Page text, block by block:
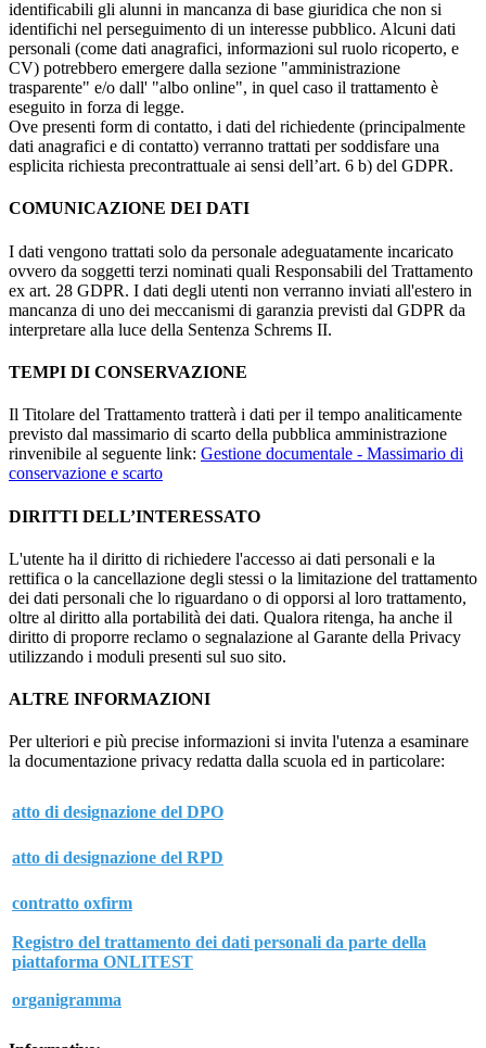
identificabili gli alunni in mancanza di base giuridica che non si
identifichi nel perseguimento di un interesse pubblico. Alcuni dati
personali (come dati anagrafici, informazioni sul ruolo ricoperto, e
CV) potrebbero emergere dalla sezione "amministrazione
trasparente" e/o dall' "albo online", in quel caso il trattamento è
eseguito in forza di legge.
Ove presenti form di contatto, i dati del richiedente (principalmente
dati anagrafici e di contatto) verranno trattati per soddisfare una
esplicita richiesta precontrattuale ai sensi dell’art. 6 b) del GDPR.
COMUNICAZIONE DEI DATI
I dati vengono trattati solo da personale adeguatamente incaricato
ovvero da soggetti terzi nominati quali Responsabili del Trattamento
ex art. 28 GDPR. I dati degli utenti non verranno inviati all'estero in
mancanza di uno dei meccanismi di garanzia previsti dal GDPR da
interpretare alla luce della Sentenza Schrems II.
TEMPI DI CONSERVAZIONE
Il Titolare del Trattamento tratterà i dati per il tempo analiticamente
previsto dal massimario di scarto della pubblica amministrazione
rinvenibile al seguente link: Gestione documentale - Massimario di
conservazione e scarto
DIRITTI DELL’INTERESSATO
L'utente ha il diritto di richiedere l'accesso ai dati personali e la
rettifica o la cancellazione degli stessi o la limitazione del trattamento
dei dati personali che lo riguardano o di opporsi al loro trattamento,
oltre al diritto alla portabilità dei dati. Qualora ritenga, ha anche il
diritto di proporre reclamo o segnalazione al Garante della Privacy
utilizzando i moduli presenti sul suo sito.
ALTRE INFORMAZIONI
Per ulteriori e più precise informazioni si invita l'utenza a esaminare
la documentazione privacy redatta dalla scuola ed in particolare:
atto di designazione del DPO
atto di designazione del RPD
contratto oxfirm
Registro del trattamento dei dati personali da parte della
piattaforma ONLITEST
organigramma